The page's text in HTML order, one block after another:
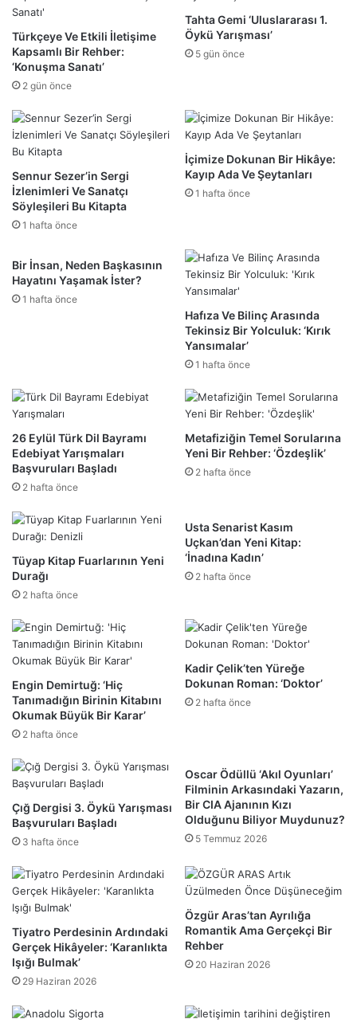
Türkçeye Ve Etkili İletişime
Kapsamlı Bir Rehber:
‘Konuşma Sanatı’
2 gün önce
Tahta Gemi ‘Uluslararası 1.
Öykü Yarışması’
5 gün önce
Sennur Sezer’in Sergi
İzlenimleri Ve Sanatçı
Söyleşileri Bu Kitapta
1 hafta önce
İçimize Dokunan Bir Hikâye:
Kayıp Ada Ve Şeytanları
1 hafta önce
Bir İnsan, Neden Başkasının
Hayatını Yaşamak İster?
1 hafta önce
Hafıza Ve Bilinç Arasında
Tekinsiz Bir Yolculuk: ‘Kırık
Yansımalar’
1 hafta önce
26 Eylül Türk Dil Bayramı
Edebiyat Yarışmaları
Başvuruları Başladı
2 hafta önce
Metafiziğin Temel Sorularına
Yeni Bir Rehber: ‘Özdeşlik’
2 hafta önce
Tüyap Kitap Fuarlarının Yeni
Durağı
2 hafta önce
Usta Senarist Kasım
Uçkan’dan Yeni Kitap:
‘İnadına Kadın’
2 hafta önce
Engin Demirtuğ: ‘Hiç
Tanımadığın Birinin Kitabını
Okumak Büyük Bir Karar’
2 hafta önce
Kadir Çelik’ten Yüreğe
Dokunan Roman: ‘Doktor’
2 hafta önce
Çığ Dergisi 3. Öykü Yarışması
Başvuruları Başladı
3 hafta önce
Oscar Ödüllü ‘Akıl Oyunları’
Filminin Arkasındaki Yazarın,
Bir CIA Ajanının Kızı
Olduğunu Biliyor Muydunuz?
5 Temmuz 2026
Tiyatro Perdesinin Ardındaki
Gerçek Hikâyeler: ‘Karanlıkta
Işığı Bulmak’
29 Haziran 2026
Özgür Aras’tan Ayrılığa
Romantik Ama Gerçekçi Bir
Rehber
20 Haziran 2026